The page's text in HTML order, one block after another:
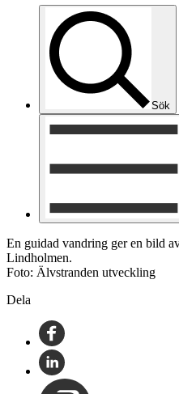
Sök
En guidad vandring ger en bild
Lindholmen.
Foto: Älvstranden utveckling
Dela